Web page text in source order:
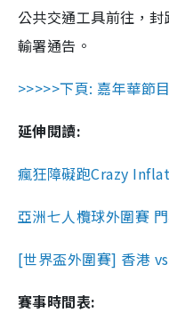
公共交通工具前往，
輸署通告。
>>>>>下頁: 嘉年華節
延伸閱讀:
瘋狂障礙跑Crazy
亞洲七人欖球外圍賽
[世界盃外圍賽] 香港
賽事時間表: